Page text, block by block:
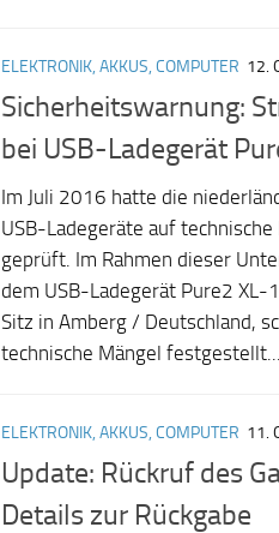
ELEKTRONIK, AKKUS, COMPUTER 12.
Sicherheitswarnung:
bei USB-Ladegerät
Im Juli 2016 hatte die
USB-Ladegeräte auf
geprüft. Im Rahmen dieser
dem USB-Ladegerät Pure2 XL-
Sitz in Amberg / Deutschland,
technische Mängel festgestellt....
ELEKTRONIK, AKKUS, COMPUTER 11.
Update: Rückruf des
Details zur Rückgabe